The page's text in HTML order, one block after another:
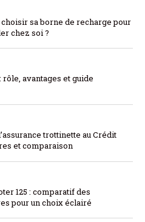
sa borne de recharge pour
chez soi ?
avantages et guide
trottinette au Crédit
et comparaison
125 : comparatif des
pour un choix éclairé